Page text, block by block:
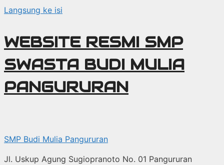
Langsung ke isi
WEBSITE RESMI SMP
SWASTA BUDI MULIA
PANGURURAN
SMP Budi Mulia Pangururan
Jl. Uskup Agung Sugiopranoto No. 01 Pangururan